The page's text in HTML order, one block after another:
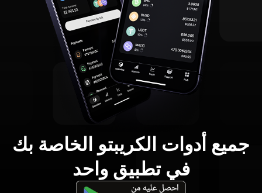
جميع أدوات الكريبتو الخاصة بك
في تطبيق واحد